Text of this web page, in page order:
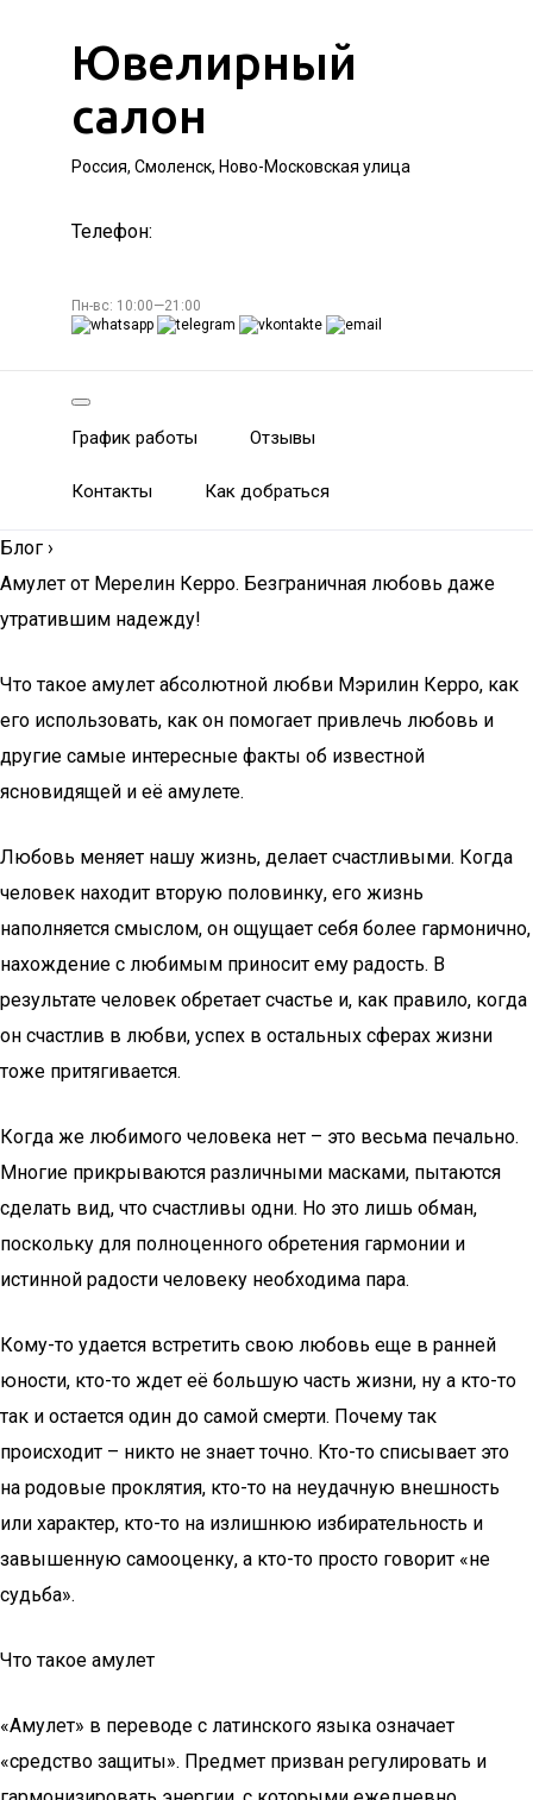
Ювелирный
салон
Россия, Смоленск, Ново-Московская улица
Телефон:
Пн-вс: 10:00—21:00
График работы Отзывы
Контакты Как добраться
Блог ›
Амулет от Мерелин Керро. Безграничная любовь даже
утратившим надежду!
Что такое амулет абсолютной любви Мэрилин Керро, как
его использовать, как он помогает привлечь любовь и
другие самые интересные факты об известной
ясновидящей и её амулете.
Любовь меняет нашу жизнь, делает счастливыми. Когда
человек находит вторую половинку, его жизнь
наполняется смыслом, он ощущает себя более гармонично,
нахождение с любимым приносит ему радость. В
результате человек обретает счастье и, как правило, когда
он счастлив в любви, успех в остальных сферах жизни
тоже притягивается.
Когда же любимого человека нет – это весьма печально.
Многие прикрываются различными масками, пытаются
сделать вид, что счастливы одни. Но это лишь обман,
поскольку для полноценного обретения гармонии и
истинной радости человеку необходима пара.
Кому-то удается встретить свою любовь еще в ранней
юности, кто-то ждет её большую часть жизни, ну а кто-то
так и остается один до самой смерти. Почему так
происходит – никто не знает точно. Кто-то списывает это
на родовые проклятия, кто-то на неудачную внешность
или характер, кто-то на излишнюю избирательность и
завышенную самооценку, а кто-то просто говорит «не
судьба».
Что такое амулет
«Амулет» в переводе с латинского языка означает
«средство защиты». Предмет призван регулировать и